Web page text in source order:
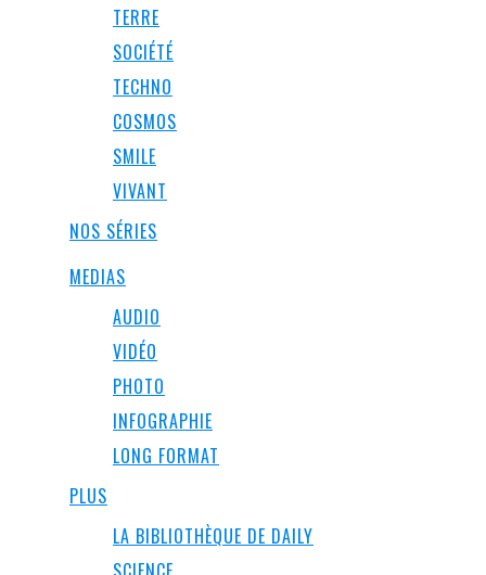
TERRE
SOCIÉTÉ
TECHNO
COSMOS
SMILE
VIVANT
NOS SÉRIES
MEDIAS
AUDIO
VIDÉO
PHOTO
INFOGRAPHIE
LONG FORMAT
PLUS
LA BIBLIOTHÈQUE DE DAILY